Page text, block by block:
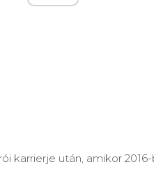
karrierje után, amikor